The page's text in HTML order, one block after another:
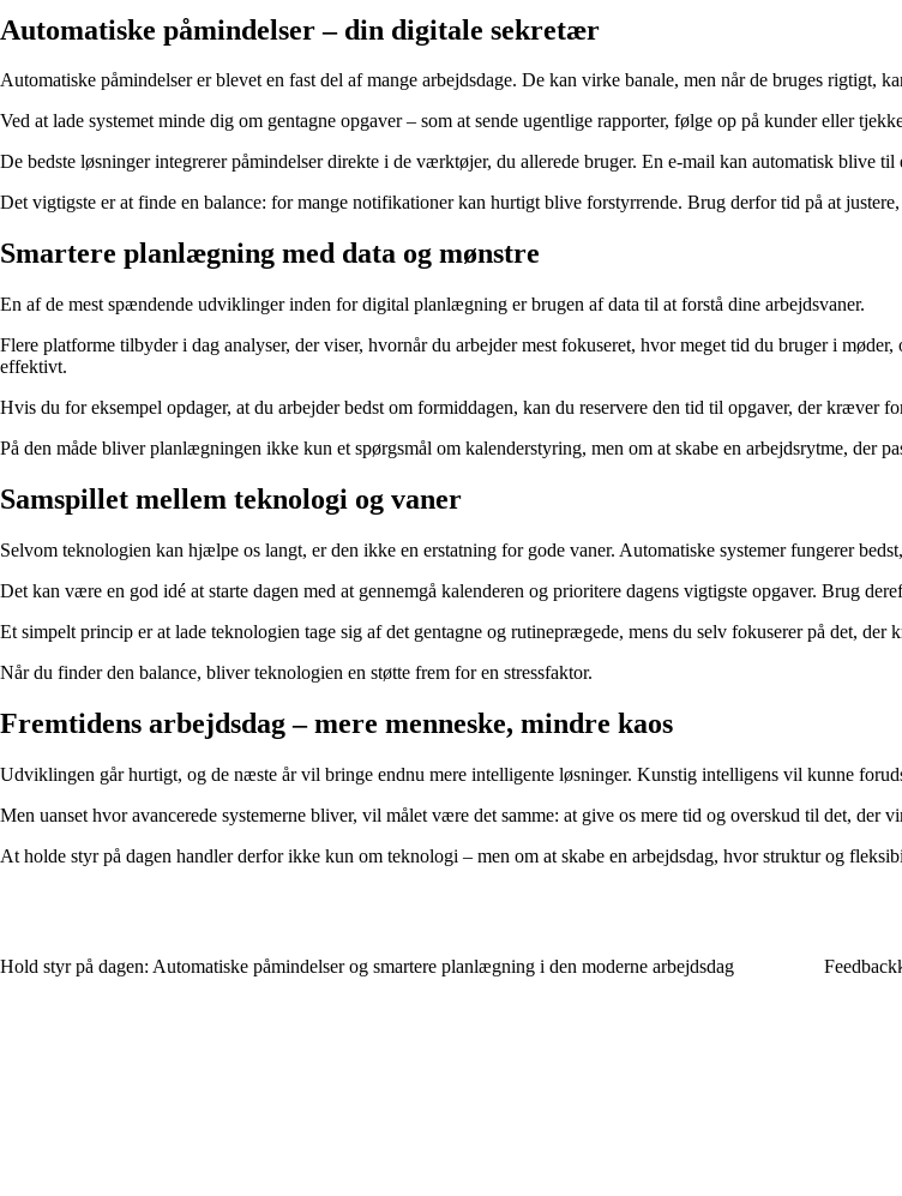
Automatiske påmindelser – din digitale sekretær
Automatiske påmindelser er blevet en fast del af mange arbejdsdage. De kan virke banale, men når de bruges rigtigt,
Ved at lade systemet minde dig om gentagne opgaver – som at sende ugentlige rapporter, følge op på kunder eller
De bedste løsninger integrerer påmindelser direkte i de værktøjer, du allerede bruger. En e-mail kan automatisk blive
Det vigtigste er at finde en balance: for mange notifikationer kan hurtigt blive forstyrrende. Brug derfor tid på at
Smartere planlægning med data og mønstre
En af de mest spændende udviklinger inden for digital planlægning er brugen af data til at forstå dine arbejdsvaner.
Flere platforme tilbyder i dag analyser, der viser, hvornår du arbejder mest fokuseret, hvor meget tid du bruger i
effektivt.
Hvis du for eksempel opdager, at du arbejder bedst om formiddagen, kan du reservere den tid til opgaver, der kræver
På den måde bliver planlægningen ikke kun et spørgsmål om kalenderstyring, men om at skabe en arbejdsrytme, der
Samspillet mellem teknologi og vaner
Selvom teknologien kan hjælpe os langt, er den ikke en erstatning for gode vaner. Automatiske systemer fungerer
Det kan være en god idé at starte dagen med at gennemgå kalenderen og prioritere dagens vigtigste opgaver. Brug
Et simpelt princip er at lade teknologien tage sig af det gentagne og rutineprægede, mens du selv fokuserer på det, der
Når du finder den balance, bliver teknologien en støtte frem for en stressfaktor.
Fremtidens arbejdsdag – mere menneske, mindre kaos
Udviklingen går hurtigt, og de næste år vil bringe endnu mere intelligente løsninger. Kunstig intelligens vil kunne
Men uanset hvor avancerede systemerne bliver, vil målet være det samme: at give os mere tid og overskud til det, der
At holde styr på dagen handler derfor ikke kun om teknologi – men om at skabe en arbejdsdag, hvor struktur og
Hold styr på dagen: Automatiske påmindelser og smartere planlægning i den moderne arbejdsdag